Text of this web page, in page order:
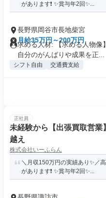
があります❗ ✨賞与年2回✨...
長野県岡谷市長地柴宮
月給35万円～200万円
求める人材: 【求める人物像
自分のがんばりや成果を正...
シフト自由 交通費支給
正社員
未経験から【出張買取営業
越え
株式会社いーふらん
＼月収150万円の実績あり✨／
があります❗ ✨賞与年2回✨...